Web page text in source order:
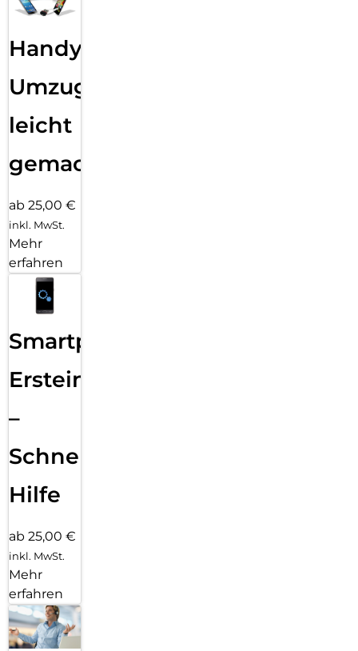
Handy
Umzug
leicht
gemacht!
ab 25,00 €
inkl. MwSt.
Mehr
erfahren
Smartphone
Ersteinrichtung
–
Schnelle
Hilfe
ab 25,00 €
inkl. MwSt.
Mehr
erfahren